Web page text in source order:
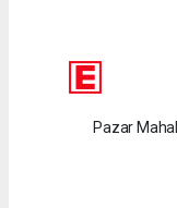
Pazar